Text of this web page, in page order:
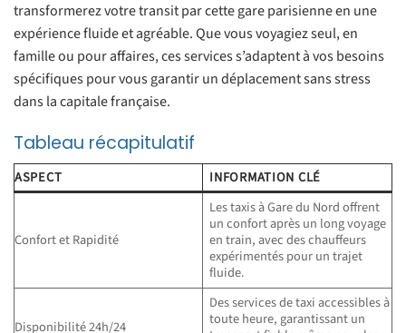
transformerez votre transit par cette gare parisienne en une
expérience fluide et agréable. Que vous voyagiez seul, en
famille ou pour affaires, ces services s’adaptent à vos besoins
spécifiques pour vous garantir un déplacement sans stress
dans la capitale française.
Tableau récapitulatif
ASPECT INFORMATION CLÉ
Confort et Rapidité
Les taxis à Gare du Nord offrent
un confort après un long voyage
en train, avec des chauffeurs
expérimentés pour un trajet
fluide.
Disponibilité 24h/24
Des services de taxi accessibles à
toute heure, garantissant un